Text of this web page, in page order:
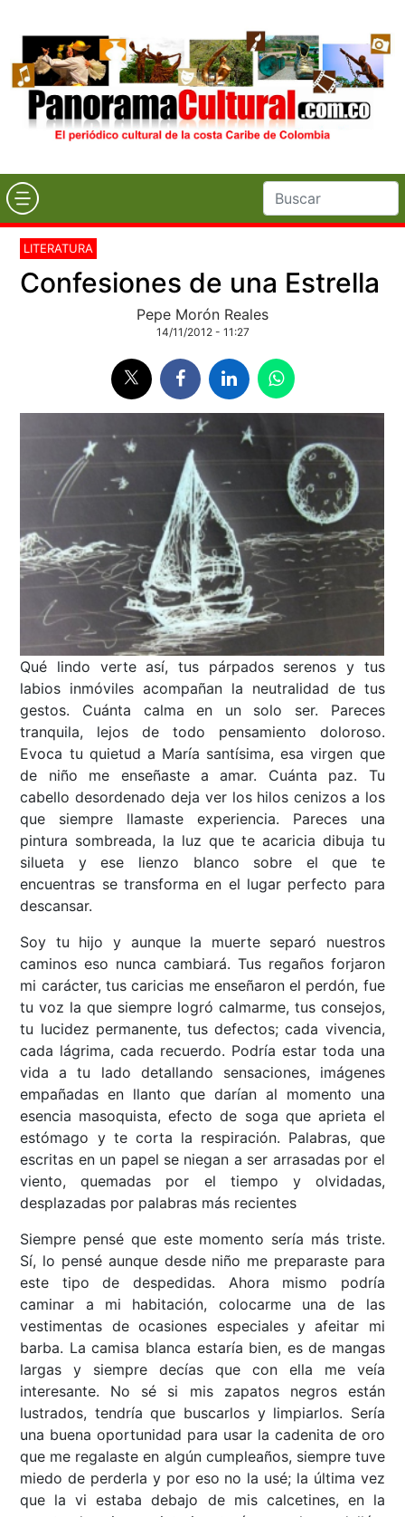
LITERATURA
Confesiones de una Estrella
Pepe Morón Reales
14/11/2012 - 11:27
Qué lindo verte así, tus párpados serenos y tus
labios inmóviles acompañan la neutralidad de tus
gestos. Cuánta calma en un solo ser. Pareces
tranquila, lejos de todo pensamiento doloroso.
Evoca tu quietud a María santísima, esa virgen que
de niño me enseñaste a amar. Cuánta paz. Tu
cabello desordenado deja ver los hilos cenizos a los
que siempre llamaste experiencia. Pareces una
pintura sombreada, la luz que te acaricia dibuja tu
silueta y ese lienzo blanco sobre el que te
encuentras se transforma en el lugar perfecto para
descansar.
Soy tu hijo y aunque la muerte separó nuestros
caminos eso nunca cambiará. Tus regaños forjaron
mi carácter, tus caricias me enseñaron el perdón, fue
tu voz la que siempre logró calmarme, tus consejos,
tu lucidez permanente, tus defectos; cada vivencia,
cada lágrima, cada recuerdo. Podría estar toda una
vida a tu lado detallando sensaciones, imágenes
empañadas en llanto que darían al momento una
esencia masoquista, efecto de soga que aprieta el
estómago y te corta la respiración. Palabras, que
escritas en un papel se niegan a ser arrasadas por el
viento, quemadas por el tiempo y olvidadas,
desplazadas por palabras más recientes
Siempre pensé que este momento sería más triste.
Sí, lo pensé aunque desde niño me preparaste para
este tipo de despedidas. Ahora mismo podría
caminar a mi habitación, colocarme una de las
vestimentas de ocasiones especiales y afeitar mi
barba. La camisa blanca estaría bien, es de mangas
largas y siempre decías que con ella me veía
interesante. No sé si mis zapatos negros están
lustrados, tendría que buscarlos y limpiarlos. Sería
una buena oportunidad para usar la cadenita de oro
que me regalaste en algún cumpleaños, siempre tuve
miedo de perderla y por eso no la usé; la última vez
que la vi estaba debajo de mis calcetines, en la